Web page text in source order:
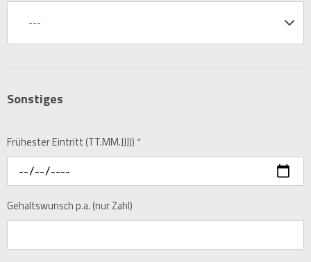
---
Sonstiges
Frühester Eintritt (TT.MM.JJJJ) *
Gehaltswunsch p.a. (nur Zahl)